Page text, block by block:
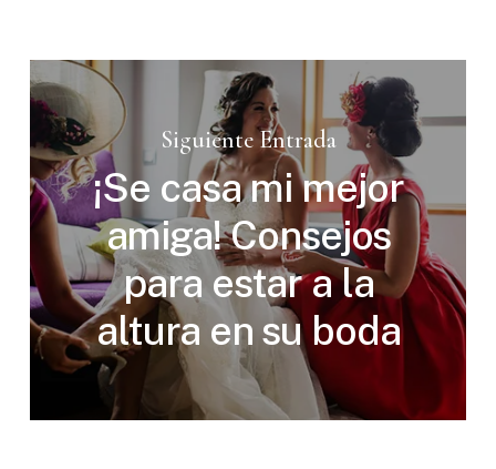
Siguiente Entrada
¡Se casa mi mejor
amiga! Consejos
para estar a la
altura en su boda